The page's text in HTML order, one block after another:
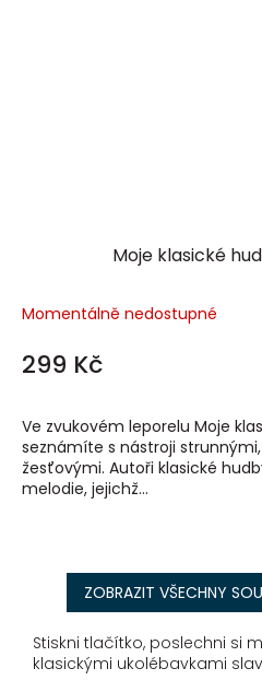
Moje klasické
Momentálně nedostupné
299 Kč
Ve zvukovém leporelu Moje
seznámíte s nástroji strunnými,
žesťovými. Autoři klasické
melodie, jejichž...
ZOBRAZIT VŠECHNY
Stiskni tlačítko, poslechni si
klasickými ukolébavkami